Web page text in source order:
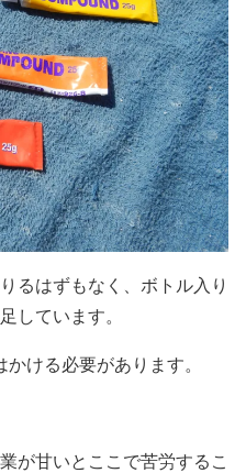
るはずもなく、ボトル入り
しています。
ける必要があります。
が甘いとここで苦労するこ